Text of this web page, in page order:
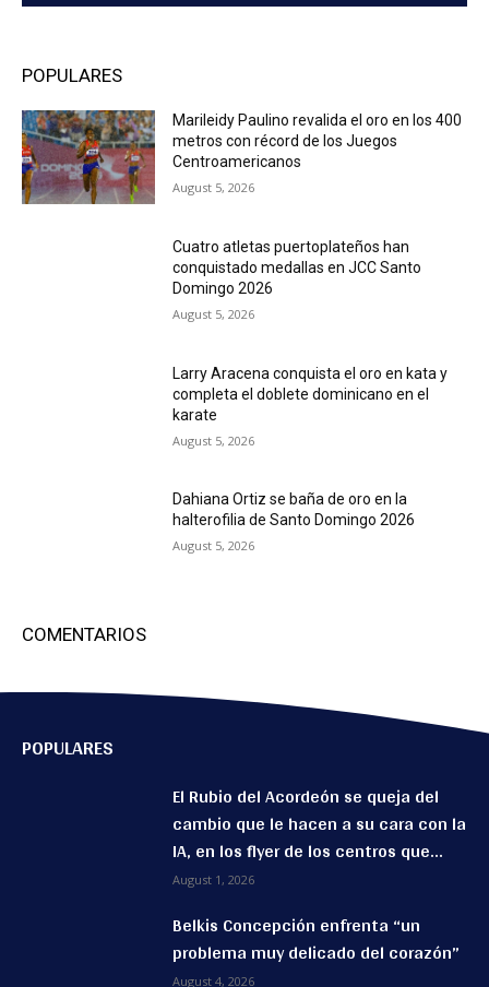
POPULARES
Marileidy Paulino revalida el oro en los 400
metros con récord de los Juegos
Centroamericanos
August 5, 2026
Cuatro atletas puertoplateños han
conquistado medallas en JCC Santo
Domingo 2026
August 5, 2026
Larry Aracena conquista el oro en kata y
completa el doblete dominicano en el
karate
August 5, 2026
Dahiana Ortiz se baña de oro en la
halterofilia de Santo Domingo 2026
August 5, 2026
COMENTARIOS
POPULARES
El Rubio del Acordeón se queja del
cambio que le hacen a su cara con la
IA, en los flyer de los centros que...
August 1, 2026
Belkis Concepción enfrenta “un
problema muy delicado del corazón”
August 4, 2026